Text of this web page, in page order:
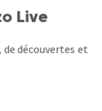
Live
de découvertes et